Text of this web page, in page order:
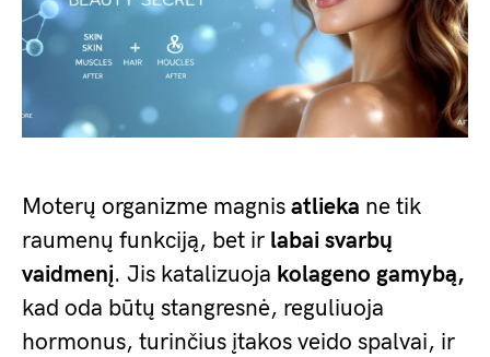
Moterų organizme magnis atlieka ne tik
raumenų funkciją, bet ir labai svarbų
vaidmenį. Jis katalizuoja kolageno gamybą,
kad oda būtų stangresnė, reguliuoja
hormonus, turinčius įtakos veido spalvai, ir